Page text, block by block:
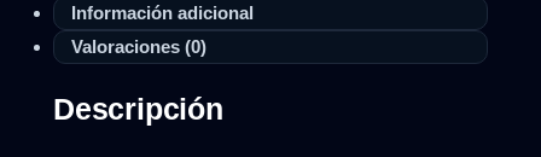
Información adicional
Valoraciones (0)
Descripción